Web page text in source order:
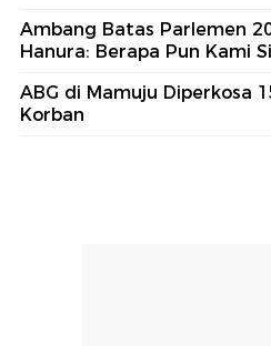
Ambang Batas Parlemen
Hanura: Berapa Pun Kami
ABG di Mamuju Diperkosa
Korban